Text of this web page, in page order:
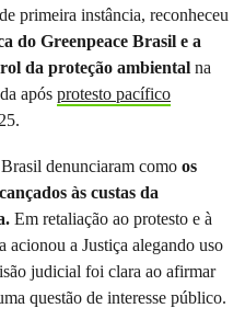
primeira instância, reconheceu
do Greenpeace Brasil e a
da proteção ambiental na
após protesto pacífico
denunciaram como os
às custas da
Em retaliação ao protesto e à
acionou a Justiça alegando uso
judicial foi clara ao afirmar
questão de interesse público.